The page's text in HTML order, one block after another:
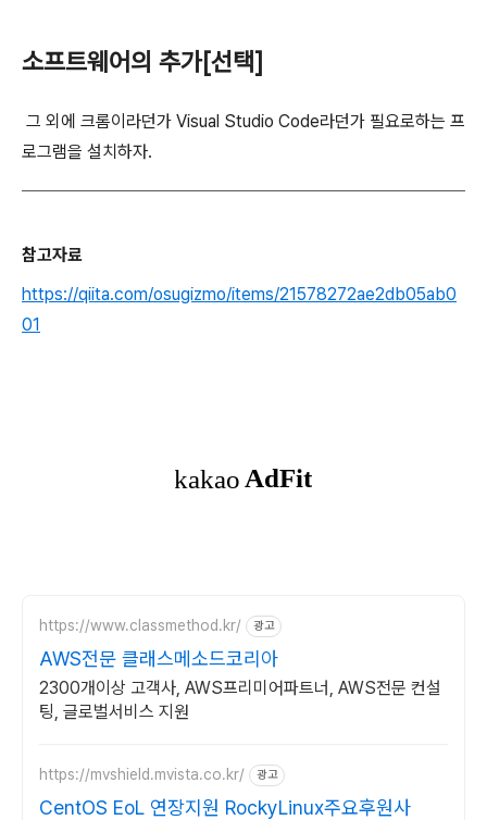
소프트웨어의 추가[선택]
그 외에 크롬이라던가 Visual Studio Code라던가 필요로하는 프
로그램을 설치하자.
참고자료
https://qiita.com/osugizmo/items/21578272ae2db05ab0
01
https://www.classmethod.kr/ 광고
AWS전문 클래스메소드코리아
2300개이상 고객사, AWS프리미어파트너, AWS전문 컨설
팅, 글로벌서비스 지원
https://mvshield.mvista.co.kr/ 광고
CentOS EoL 연장지원 RockyLinux주요후원사